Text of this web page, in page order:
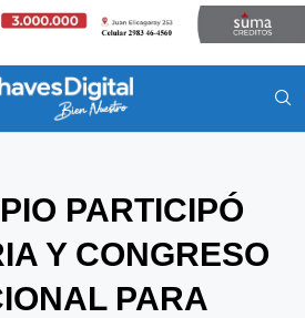
PARTICIPÓ
Y CONGRESO
PARA